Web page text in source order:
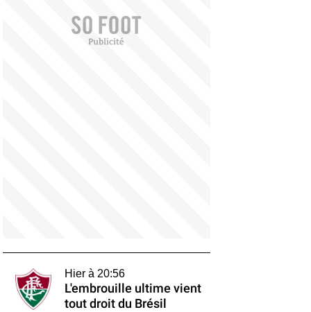
Hier à 20:56
L'embrouille ultime vient
tout droit du Brésil